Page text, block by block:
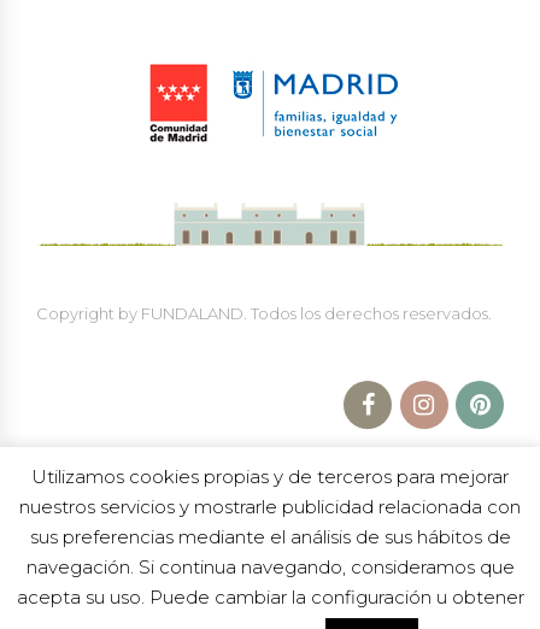
Copyright by FUNDALAND. Todos los derechos reservados.
Política de Protección a la Infancia|Política de
privacidad|Aviso legal|Trabaja en Fundaland
Utilizamos cookies propias y de terceros para mejorar
nuestros servicios y mostrarle publicidad relacionada con
sus preferencias mediante el análisis de sus hábitos de
navegación. Si continua navegando, consideramos que
acepta su uso. Puede cambiar la configuración u obtener